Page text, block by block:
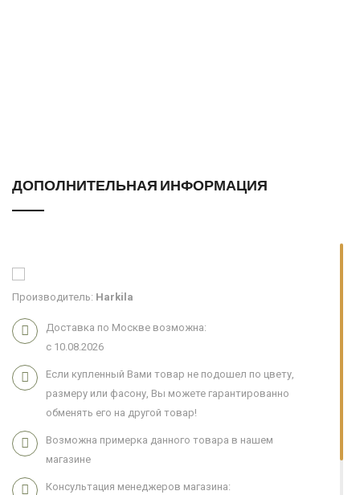
ДОПОЛНИТЕЛЬНАЯ ИНФОРМАЦИЯ
Производитель: Harkila
Доставка по Москве возможна:
с 10.08.2026
Если купленный Вами товар не подошел по цвету,
размеру или фасону, Вы можете гарантированно
обменять его на другой товар!
Возможна примерка данного товара в нашем
магазине
Консультация менеджеров магазина: